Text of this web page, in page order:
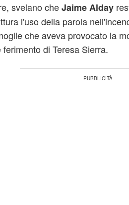
svelano cheJaime Alday
l'uso della parola
che aveva provocato la
ferimento di Teresa Sierra.